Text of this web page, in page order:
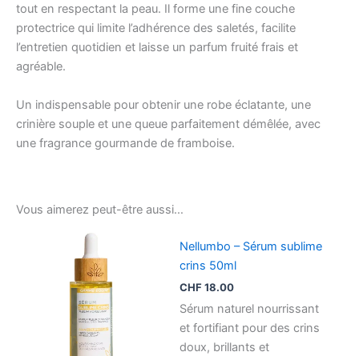
tout en respectant la peau. Il forme une fine couche
protectrice qui limite l’adhérence des saletés, facilite
l’entretien quotidien et laisse un parfum fruité frais et
agréable.
Un indispensable pour obtenir une robe éclatante, une
crinière souple et une queue parfaitement démêlée, avec
une fragrance gourmande de framboise.
Vous aimerez peut-être aussi…
Nellumbo – Sérum sublime
crins 50ml
CHF18.00
Sérum naturel nourrissant
et fortifiant pour des crins
doux, brillants et